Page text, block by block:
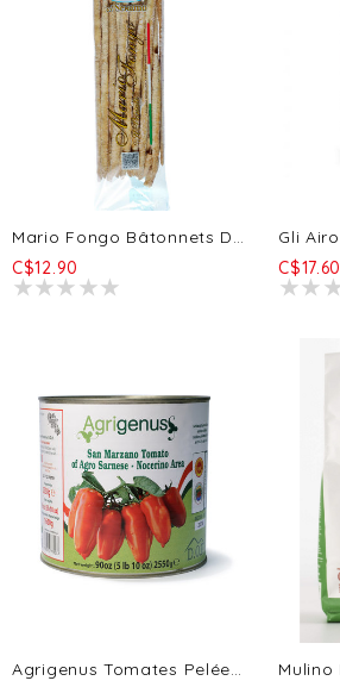
Mario Fongo Bâtonnets De Pain Étirés -H2O Et Sésame 200g
C$12.90
C$17.60
Agrigenus Tomates Pelées San Marzano D.O.P. 2550g